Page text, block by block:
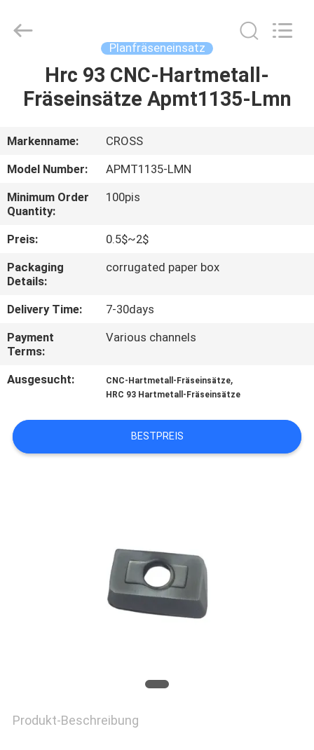
STARTSEITE
ÜBER
UNS
FABRIK
TOUR
QUALITÄTSKONTROLLE
KONTAKT
NACHRICHTEN
SITEMAP
Planfräseneinsatz
Hrc 93 CNC-Hartmetall-
Fräseinsätze Apmt1135-Lmn
Markenname:
CROSS
Model Number:
APMT1135-LMN
Minimum Order
Quantity:
100pis
Preis:
0.5$~2$
Packaging
Details:
corrugated paper box
Delivery Time:
7-30days
Payment
Terms:
Various channels
Ausgesucht: CNC-Hartmetall-Fräseinsätze,
HRC 93 Hartmetall-Fräseinsätze
BESTPREIS
Produkt-Beschreibung